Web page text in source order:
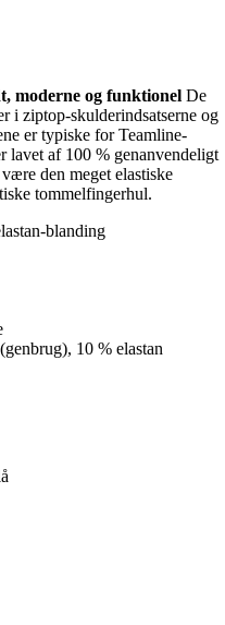
moderne og funktionel De
i ziptop-skulderindsatserne og
er typiske for Teamline-
lavet af 100 % genanvendeligt
den meget elastiske
tommelfingerhul.
blanding
10 % elastan